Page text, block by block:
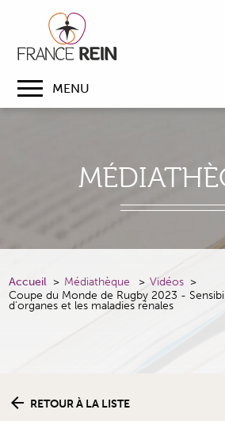
MENU
Accueil Médiathèque
Vidéos
Coupe du Monde de Rugby 2023 -
d'organes et les maladies rénales
RETOUR À LA LISTE